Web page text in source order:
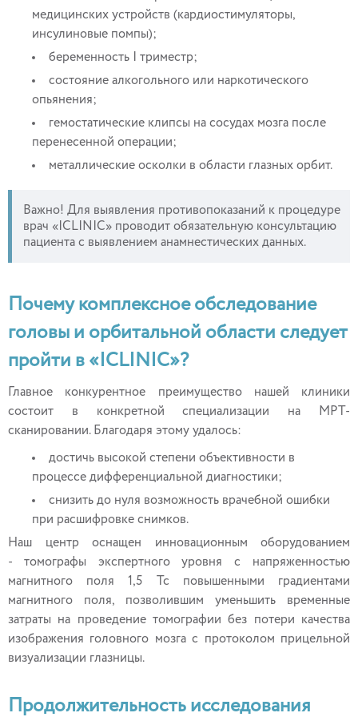
медицинских устройств (кардиостимуляторы,
инсулиновые помпы);
беременность I триместр;
состояние алкогольного или наркотического
опьянения;
гемостатические клипсы на сосудах мозга после
перенесенной операции;
металлические осколки в области глазных орбит.
Важно! Для выявления противопоказаний к процедуре
врач «ICLINIC» проводит обязательную консультацию
пациента с выявлением анамнестических данных.
Почему комплексное обследование
головы и орбитальной области следует
пройти в «ICLINIC»?
Главное конкурентное преимущество нашей клиники
состоит в конкретной специализации на МРТ-
сканировании. Благодаря этому удалось:
достичь высокой степени объективности в
процессе дифференциальной диагностики;
снизить до нуля возможность врачебной ошибки
при расшифровке снимков.
Наш центр оснащен инновационным оборудованием
- томографы экспертного уровня с напряженностью
магнитного поля 1,5 Тс повышенными градиентами
магнитного поля, позволившим уменьшить временные
затраты на проведение томографии без потери качества
изображения головного мозга с протоколом прицельной
визуализации глазницы.
Продолжительность исследования